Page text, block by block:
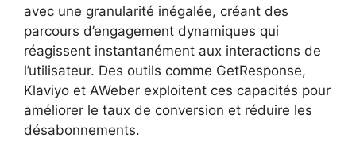
avec une granularité inégalée, créant des
parcours d’engagement dynamiques qui
réagissent instantanément aux interactions de
l’utilisateur. Des outils comme GetResponse,
Klaviyo et AWeber exploitent ces capacités pour
améliorer le taux de conversion et réduire les
désabonnements.